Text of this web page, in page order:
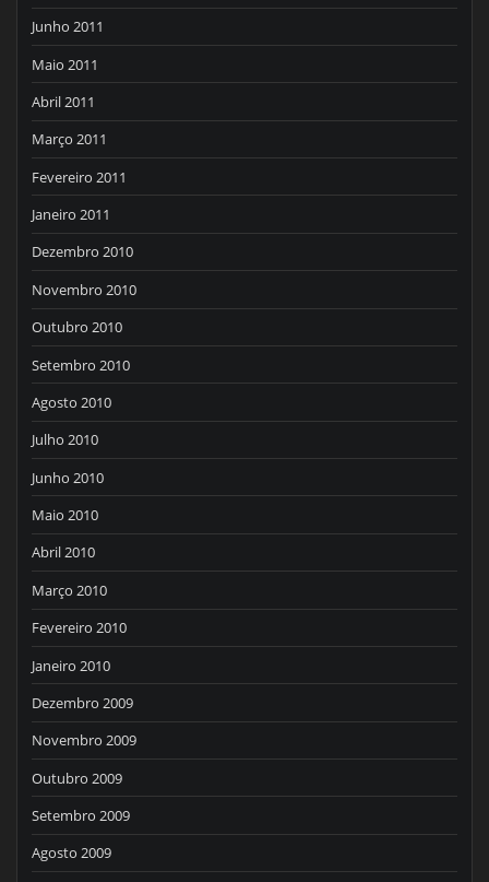
Junho 2011
Maio 2011
Abril 2011
Março 2011
Fevereiro 2011
Janeiro 2011
Dezembro 2010
Novembro 2010
Outubro 2010
Setembro 2010
Agosto 2010
Julho 2010
Junho 2010
Maio 2010
Abril 2010
Março 2010
Fevereiro 2010
Janeiro 2010
Dezembro 2009
Novembro 2009
Outubro 2009
Setembro 2009
Agosto 2009